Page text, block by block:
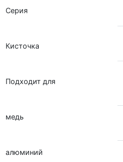
Серия
Кисточка
Подходит для
медь
алюминий